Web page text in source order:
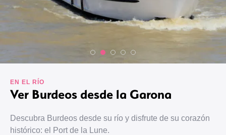
EN EL RÍO
Ver Burdeos desde la Garona
Descubra Burdeos desde su río y disfrute de su corazón
histórico: el Port de la Lune.